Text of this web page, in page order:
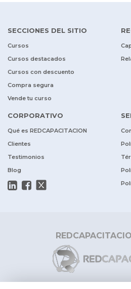
SECCIONES DEL SITIO
Cursos
Cursos destacados
Cursos con descuento
Compra segura
Vende tu curso
CORPORATIVO
Qué es REDCAPACITACION
Clientes
Testimonios
Blog